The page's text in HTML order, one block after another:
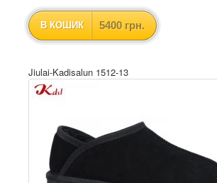
В КОШИК 5400 грн.
Jiulai-Kadisalun 1512-13